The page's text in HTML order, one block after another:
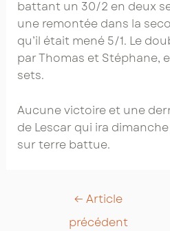
battant un 30/2 en deux
une remontée dans la
qu’il était mené 5/1. Le
par Thomas et Stéphane,
sets.
Aucune victoire et une
de Lescar qui ira
sur terre battue.
← Article
précédent